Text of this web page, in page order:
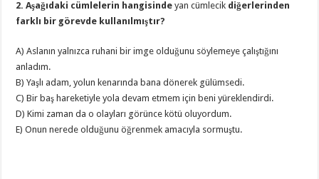
2. Aşağıdaki cümlelerin hangisindeyan cümlecik diğerlerinden
farklı bir görevde kullanılmıştır?
A) Aslanın yalnızca ruhani bir imge olduğunu söylemeye çalıştığını
anladım.
B) Yaşlı adam, yolun kenarında bana dönerek gülümsedi.
C) Bir baş hareketiyle yola devam etmem için beni yüreklendirdi.
D) Kimi zaman da o olayları görünce kötü oluyordum.
E) Onun nerede olduğunu öğrenmek amacıyla sormuştu.